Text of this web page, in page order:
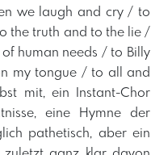
we laugh and cry / to
the truth and to the lie /
human needs / to Billy
my tongue / to all and
mit, ein Instant-Chor
eine Hymne der
pathetisch, aber ein